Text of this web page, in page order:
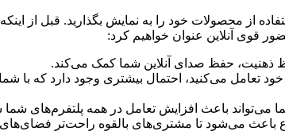
از محصولات خود را به نمایش بگذارید. قبل از
قوی آنلاین عنوان خواهیم کرد:
ذهنیت، حفظ صدای آنلاین شما کمک می‌کند.
تعامل می‌کنید، احتمال بیشتری وجود دارد که با
می‌تواند باعث افزایش تعامل در همه پلتفرم‌های
می‌شود تا مشتری‌های بالقوه راحت‌تر فضای‌های